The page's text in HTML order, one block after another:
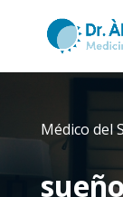
Médico del